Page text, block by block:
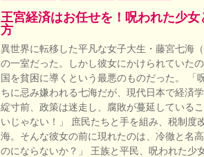
王宮経済はお任せを！呪われた少
方
異世界に転移した平凡な女子大生・藤宮七海
の一室だった。しかし彼女にかけられていた
国を貧困に導くという最悪のものだった。 「
ちに忌み嫌われる七海だが、現代日本で経済
綻寸前、政策は迷走し、腐敗が蔓延してい
いじゃない！」 庶民たちと手を組み、税制度
海。そんな彼女の前に現れたのは、冷徹と名
のにならないか？」 王族と平民、呪われた